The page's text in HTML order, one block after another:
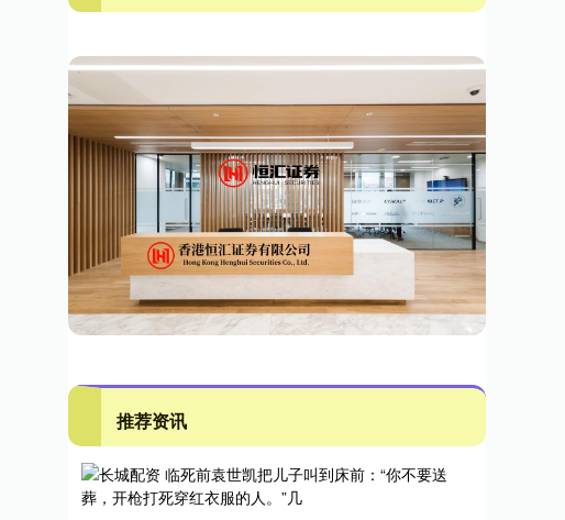
推荐资讯